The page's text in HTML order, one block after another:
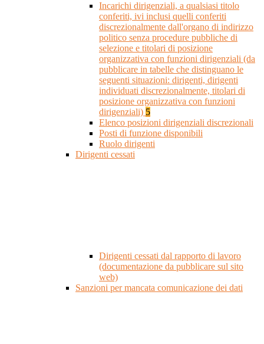
Incarichi dirigenziali, a qualsiasi titolo
conferiti, ivi inclusi quelli conferiti
discrezionalmente dall'organo di indirizzo
politico senza procedure pubbliche di
selezione e titolari di posizione
organizzativa con funzioni dirigenziali (da
pubblicare in tabelle che distinguano le
seguenti situazioni: dirigenti, dirigenti
individuati discrezionalmente, titolari di
posizione organizzativa con funzioni
dirigenziali) 5
Elenco posizioni dirigenziali discrezionali
Posti di funzione disponibili
Ruolo dirigenti
Dirigenti cessati
Dirigenti cessati dal rapporto di lavoro
(documentazione da pubblicare sul sito
web)
Sanzioni per mancata comunicazione dei dati